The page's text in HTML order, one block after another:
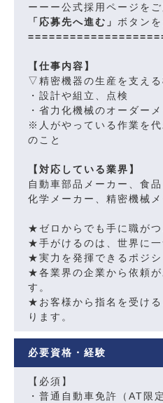
ーーー公式採用ページをご
「応募先へ進む」 ボタンを
【仕事内容】
▽精密機器の生産を支える
・設計や組立、点検
・省力化機械のオーダー
※人がやっている作業を
のこと
【対応している業界】
自動車部品メーカー、食品
化学メーカー、精密機械
★ゼロからでも手に職がつ
★手がけるのは、世界に一
★実力を発揮できるポジシ
★各業界の企業から依頼
す。
★お客様から指名を受け
ります。
必要資格・経験
【必須】
・普通自動車免許（AT限